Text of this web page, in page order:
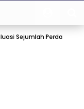
Sejumlah Perda